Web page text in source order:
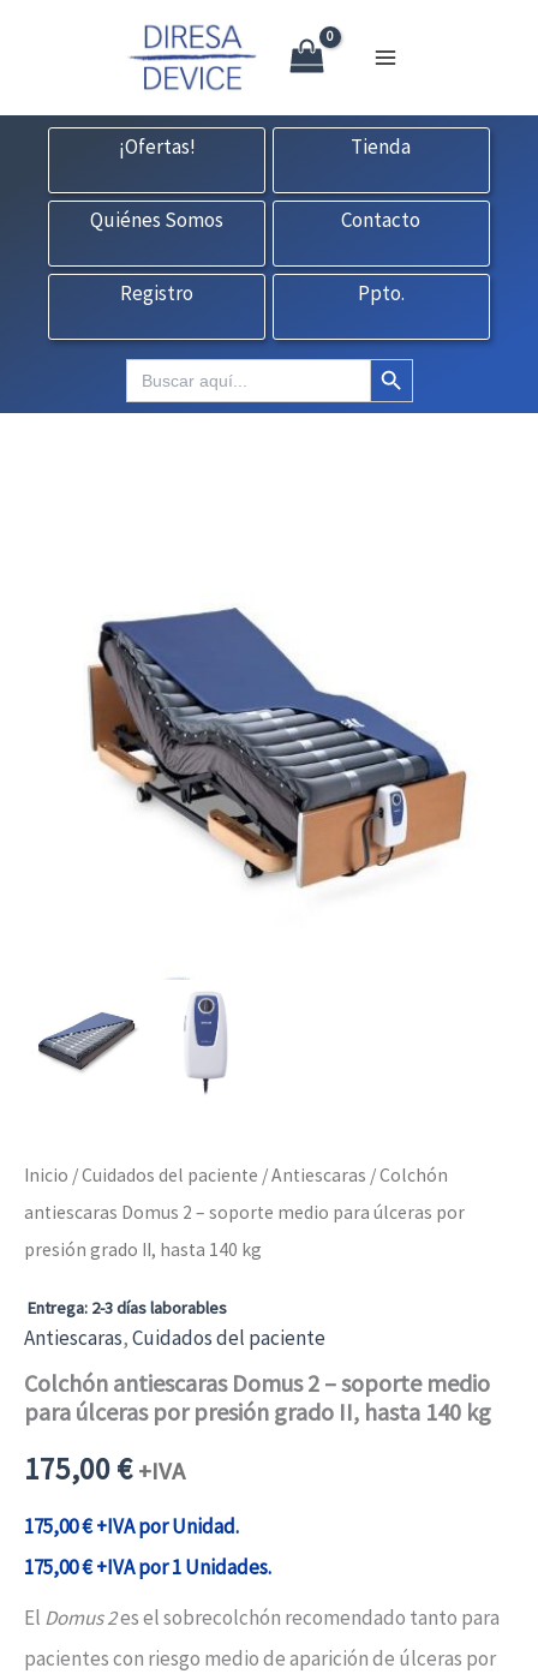
consultas@fedbuy.es| Formulario | Tlf.
¡Ofertas!
Tienda
Quiénes Somos Contacto
Registro Ppto.
Buscar: Botón de búsqueda
Inicio /Cuidados del paciente /Antiescaras / Colchón
antiescaras Domus 2 – soporte medio para úlceras por
presión grado II, hasta 140 kg
Entrega: 2-3 días laborables
Antiescaras,Cuidados del paciente
Colchón antiescaras Domus 2 – soporte medio
para úlceras por presión grado II, hasta 140 kg
175,00€ +IVA
175,00€+IVA por Unidad.
175,00€+IVA por 1 Unidades.
El Domus 2es el sobrecolchón recomendado tanto para
pacientes con riesgo medio de aparición de úlceras por